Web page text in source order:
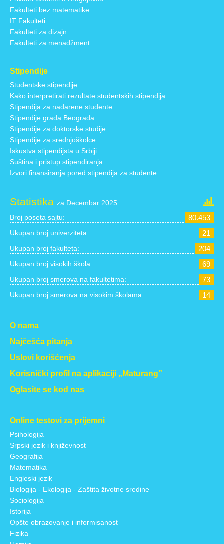
Fakulteti bez matematike
IT Fakulteti
Fakulteti za dizajn
Fakulteti za menadžment
Stipendije
Studentske stipendije
Kako interpretirati rezultate studentskih stipendija
Stipendija za nadarene studente
Stipendije grada Beograda
Stipendije za doktorske studije
Stipendije za srednjoškolce
Iskustva stipendijsta u Srbiji
Suština i pristup stipendiranja
Izvori finansiranja pored stipendija za studente
Statistikaza Decembar 2025.
Broj poseta sajtu: 80.453
Ukupan broj univerziteta: 21
Ukupan broj fakulteta: 204
Ukupan broj visokih škola: 69
Ukupan broj smerova na fakultetima: 73
Ukupan broj smerova na visokim školama: 14
O nama
Najčešća pitanja
Uslovi korišćenja
Korisnički profil na aplikaciji „Maturang”
Oglasite se kod nas
Online testovi za prijemni
Psihologija
Srpski jezik i književnost
Geografija
Matematika
Engleski jezik
Biologija - Ekologija - Zaštita životne sredine
Sociologija
Istorija
Opšte obrazovanje i informisanost
Fizika